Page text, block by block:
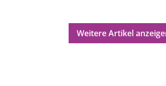
Weitere Artikel